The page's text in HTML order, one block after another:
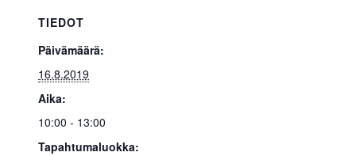
TIEDOT
Päivämäärä:
16.8.2019
Aika:
10:00 - 13:00
Tapahtumaluokka: